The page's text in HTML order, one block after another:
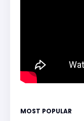
MOST POPULAR